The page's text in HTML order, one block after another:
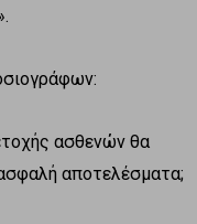
ασθενών θα
αποτελέσματα;